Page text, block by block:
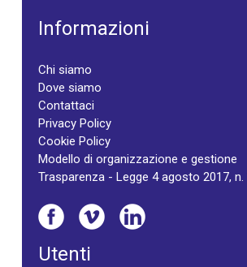
Informazioni
Chi siamo
Dove siamo
Contattaci
Privacy Policy
Cookie Policy
Modello di organizzazione e gestione
Trasparenza - Legge 4 agosto 2017, n.
Utenti